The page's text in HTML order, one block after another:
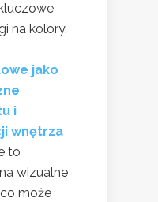
na kolory,
jako
i
wnętrza
to
wizualne
może